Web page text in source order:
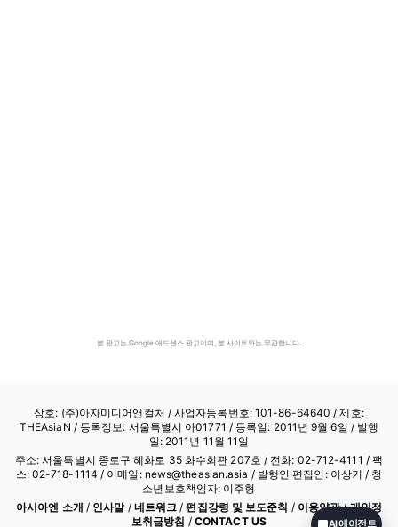
본 광고는 Google 애드센스 광고이며, 본 사이트와는 무관합니다.
상호: (주)아자미디어앤컬처 /사업자등록번호: 101-86-64640 / 제호:
THEAsiaN / 등록정보: 서울특별시 아01771 / 등록일: 2011년 9월 6일 / 발행
일: 2011년 11월 11일
주소: 서울특별시 종로구 혜화로 35 화수회관 207호 / 전화: 02-712-4111 / 팩
스: 02-718-1114 / 이메일: news@theasian.asia / 발행인·편집인: 이상기 / 청
소년보호책임자: 이주형
아시아엔 소개 / 인사말/ 네트워크 /편집강령 및 보도준칙 / 이용약관/개인정
보취급방침 / CONTACT US AI 에이전트